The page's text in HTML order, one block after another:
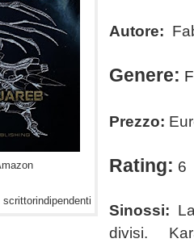
Autore:
Genere:
Prezzo:
Rating: 6
Sinossi:
divisi.